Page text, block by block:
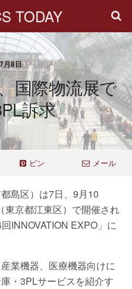
TODAY
月8日
国際物流展で
訴求
ピン メール
島区）は7日、9月10
東京都江東区）で開催され
INNOVATION EXPO」に
業機器、医療機器向けに
・3PLサービスを紹介す